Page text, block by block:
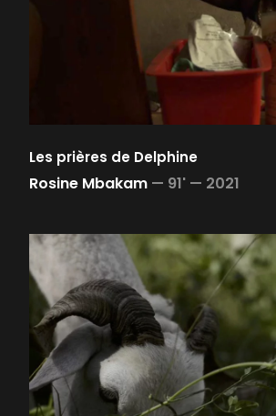
Les prières de Delphine
Rosine Mbakam — 91' — 2021